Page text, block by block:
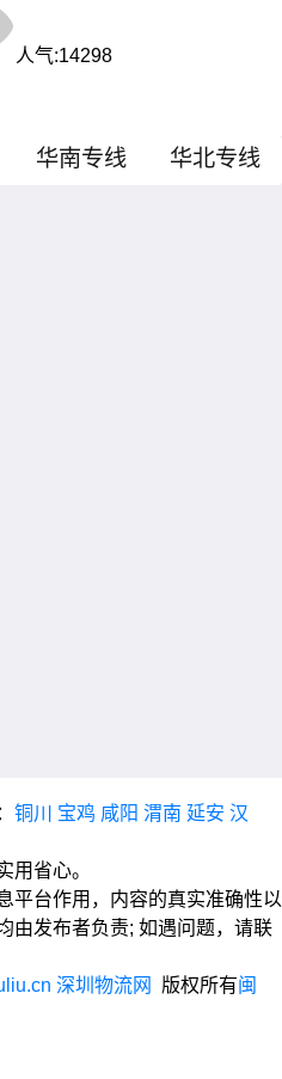
人气:14298
华南专线 华北专线
铜川 宝鸡 咸阳 渭南 延安 汉
用省心。
平台作用，内容的真实准确性以
由发布者负责; 如遇问题，请联
深圳物流网 版权所有闽